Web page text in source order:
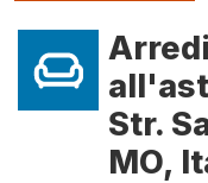
Str.
MO,